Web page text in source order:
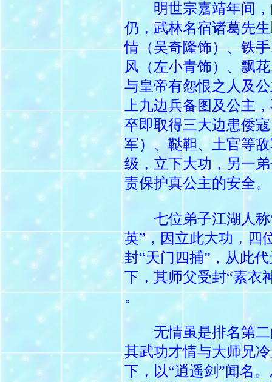
明世宗嘉靖年间，
仍，武林名宿诸葛先
情（吴奇隆饰）、铁
风（左小青饰）、飘
与皇帝有怨恨之人及
上九边兵备图及公主
卒即取得三大边患倭
军）、鞑靼、土官等
级，立下大功，另一
责保护真公主的安全。
七位弟子江湖人称
英”，因立此大功，四
封“天门四捕”，从此
下，其师父受封“素衣
。
无情虽是排名第二
其武功才情与大师兄
下，以“逍遥剑”闻名